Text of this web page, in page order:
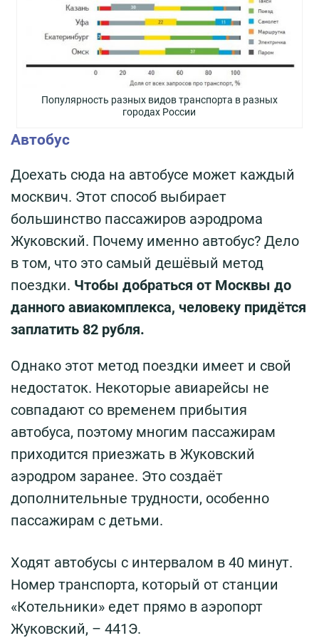
Популярность разных видов транспорта в разных
городах России
Автобус
Доехать сюда на автобусе может каждый
москвич. Этот способ выбирает
большинство пассажиров аэродрома
Жуковский. Почему именно автобус? Дело
в том, что это самый дешёвый метод
поездки. Чтобы добраться от Москвы до
данного авиакомплекса, человеку придётся
заплатить 82 рубля.
Однако этот метод поездки имеет и свой
недостаток. Некоторые авиарейсы не
совпадают со временем прибытия
автобуса, поэтому многим пассажирам
приходится приезжать в Жуковский
аэродром заранее. Это создаёт
дополнительные трудности, особенно
пассажирам с детьми.
Ходят автобусы с интервалом в 40 минут.
Номер транспорта, который от станции
«Котельники» едет прямо в аэропорт
Жуковский, – 441Э.